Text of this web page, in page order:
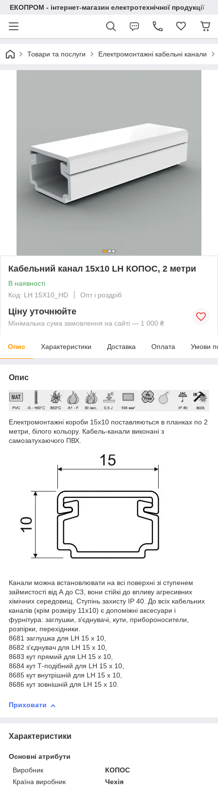
ЕКОПРОМ - інтернет-магазин електротехнічної продукції
Товари та послуги Електромонтажні кабельні канали
Кабельний канал 15х10 LH КОПОС, 2 метри
В наявності
Код: LH 15X10_HD
Опт і роздріб
Ціну уточнюйте
Мінімальна сума замовлення на сайті — 1 000 ₴
Опис Характеристики Доставка Оплата Умови
Опис
Електромонтажні короби 15х10 поставляються в планках по 2
метри, білого кольору. Кабель-канали виконані з
самозатухаючого ПВХ.
Канали можна встановлювати на всі поверхні зі ступенем
займистості від А до С3, вони стійкі до впливу агресивних
хімічних середовищ. Ступінь захисту IP 40. До всіх кабельних
каналів (крім розміру 11х10) є допоміжні аксесуари і
фурнітура: заглушки, з'єднувачі, кути, прибороносители,
розпірки, перехідники.
8681 заглушка для LH 15 х 10,
8682 з'єднувач для LH 15 х 10,
8683 кут прямий для LH 15 х 10,
8684 кут Т-подібний для LH 15 х 10,
8685 кут внутрішній для LH 15 х 10,
8686 кут зовнішній для LH 15 х 10.
Приховати
Характеристики
Основні атрибути
Виробник
КОПОС
Країна виробник
Чехія